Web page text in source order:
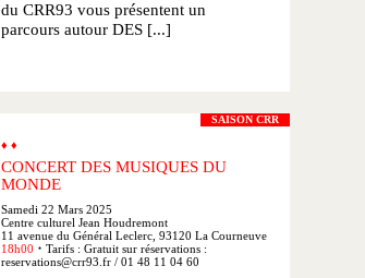
du CRR93 vous présentent un
parcours autour DES [...]
SAISON CRR
♦ ♦
CONCERT DES MUSIQUES DU
MONDE
Samedi 22 Mars 2025
Centre culturel Jean Houdremont
11 avenue du Général Leclerc, 93120 La Courneuve
18h00
●
Tarifs : Gratuit sur réservations :
reservations@crr93.fr / 01 48 11 04 60